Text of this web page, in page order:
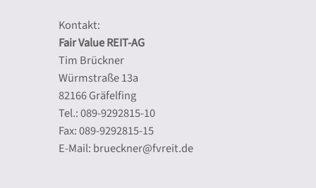
Kontakt:
Fair Value REIT-AG
Tim Brückner
Würmstraße 13a
82166 Gräfelfing
Tel.: 089-9292815-10
Fax: 089-9292815-15
E-Mail: brueckner@fvreit.de